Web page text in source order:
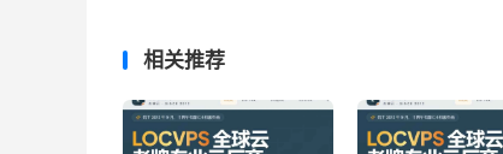
相关推荐